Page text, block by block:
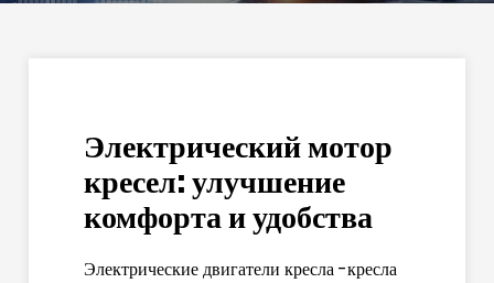
Электрический мотор
кресел: улучшение
комфорта и удобства
Электрические двигатели кресла -кресла